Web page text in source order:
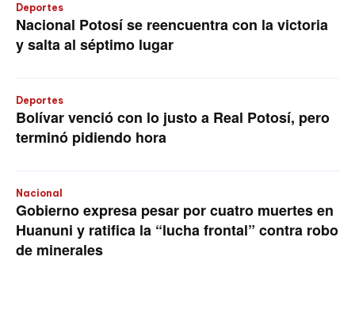
Deportes
Nacional Potosí se reencuentra con la victoria
y salta al séptimo lugar
Deportes
Bolívar venció con lo justo a Real Potosí, pero
terminó pidiendo hora
Nacional
Gobierno expresa pesar por cuatro muertes en
Huanuni y ratifica la “lucha frontal” contra robo
de minerales